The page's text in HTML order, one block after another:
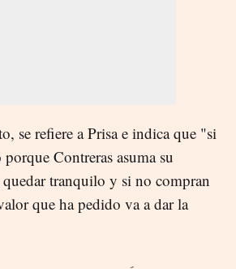
se refiere a Prisa e indica que "si
Contreras asuma su
tranquilo y si no compran
que ha pedido va a dar la